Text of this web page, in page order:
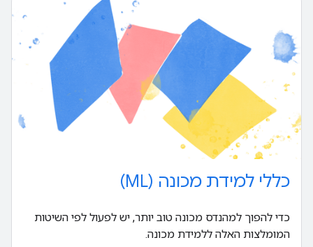
כללי למידת מכונה (ML)
כדי להפוך למהנדס מכונה טוב יותר, יש לפעול לפי השיטות
המומלצות האלה ללמידת מכונה.